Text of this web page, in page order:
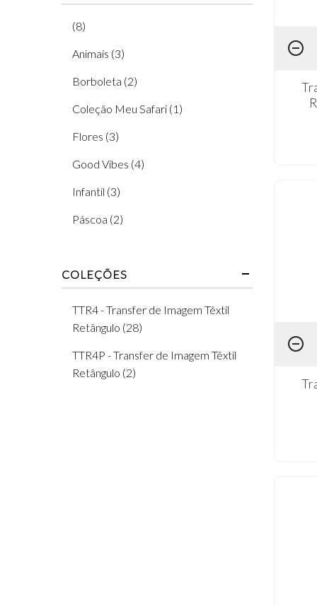
(8)
Animais (3)
Borboleta (2)
Coleção Meu Safari (1)
Flores (3)
Good Vibes (4)
Infantil (3)
Páscoa (2)
Religioso (3)
COLEÇÕES
TTR4 - Transfer de Imagem Têxtil
Retângulo (28)
TTR4P - Transfer de Imagem Têxtil
Retângulo (2)